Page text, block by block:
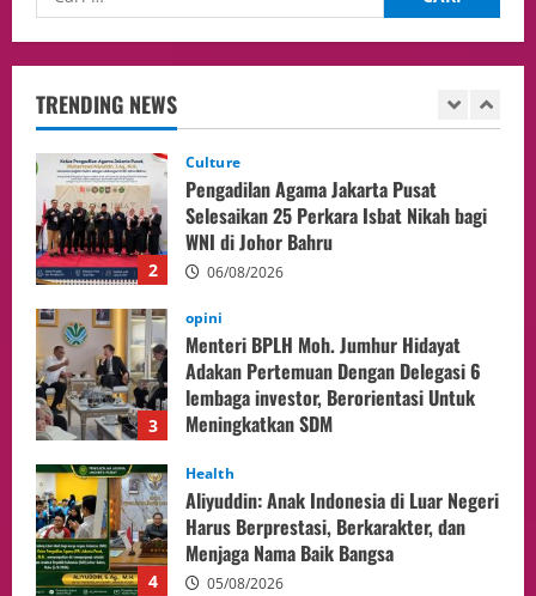
TRENDING NEWS
2
Selesaikan 25 Perkara Isbat Nikah bagi
3
opini
Menteri BPLH Moh. Jumhur Hidayat
Adakan Pertemuan Dengan Delegasi 6
lembaga investor, Berorientasi Untuk
Meningkatkan SDM
4
Health
Aliyuddin: Anak Indonesia di Luar Negeri
Harus Berprestasi, Berkarakter, dan
Menjaga Nama Baik Bangsa
05/08/2026
5
Event
Putusan Diundur Lagi, Pernyataan
Hakim pada Sidang Sebelumnya Jadi
Sorotan
05/08/2026